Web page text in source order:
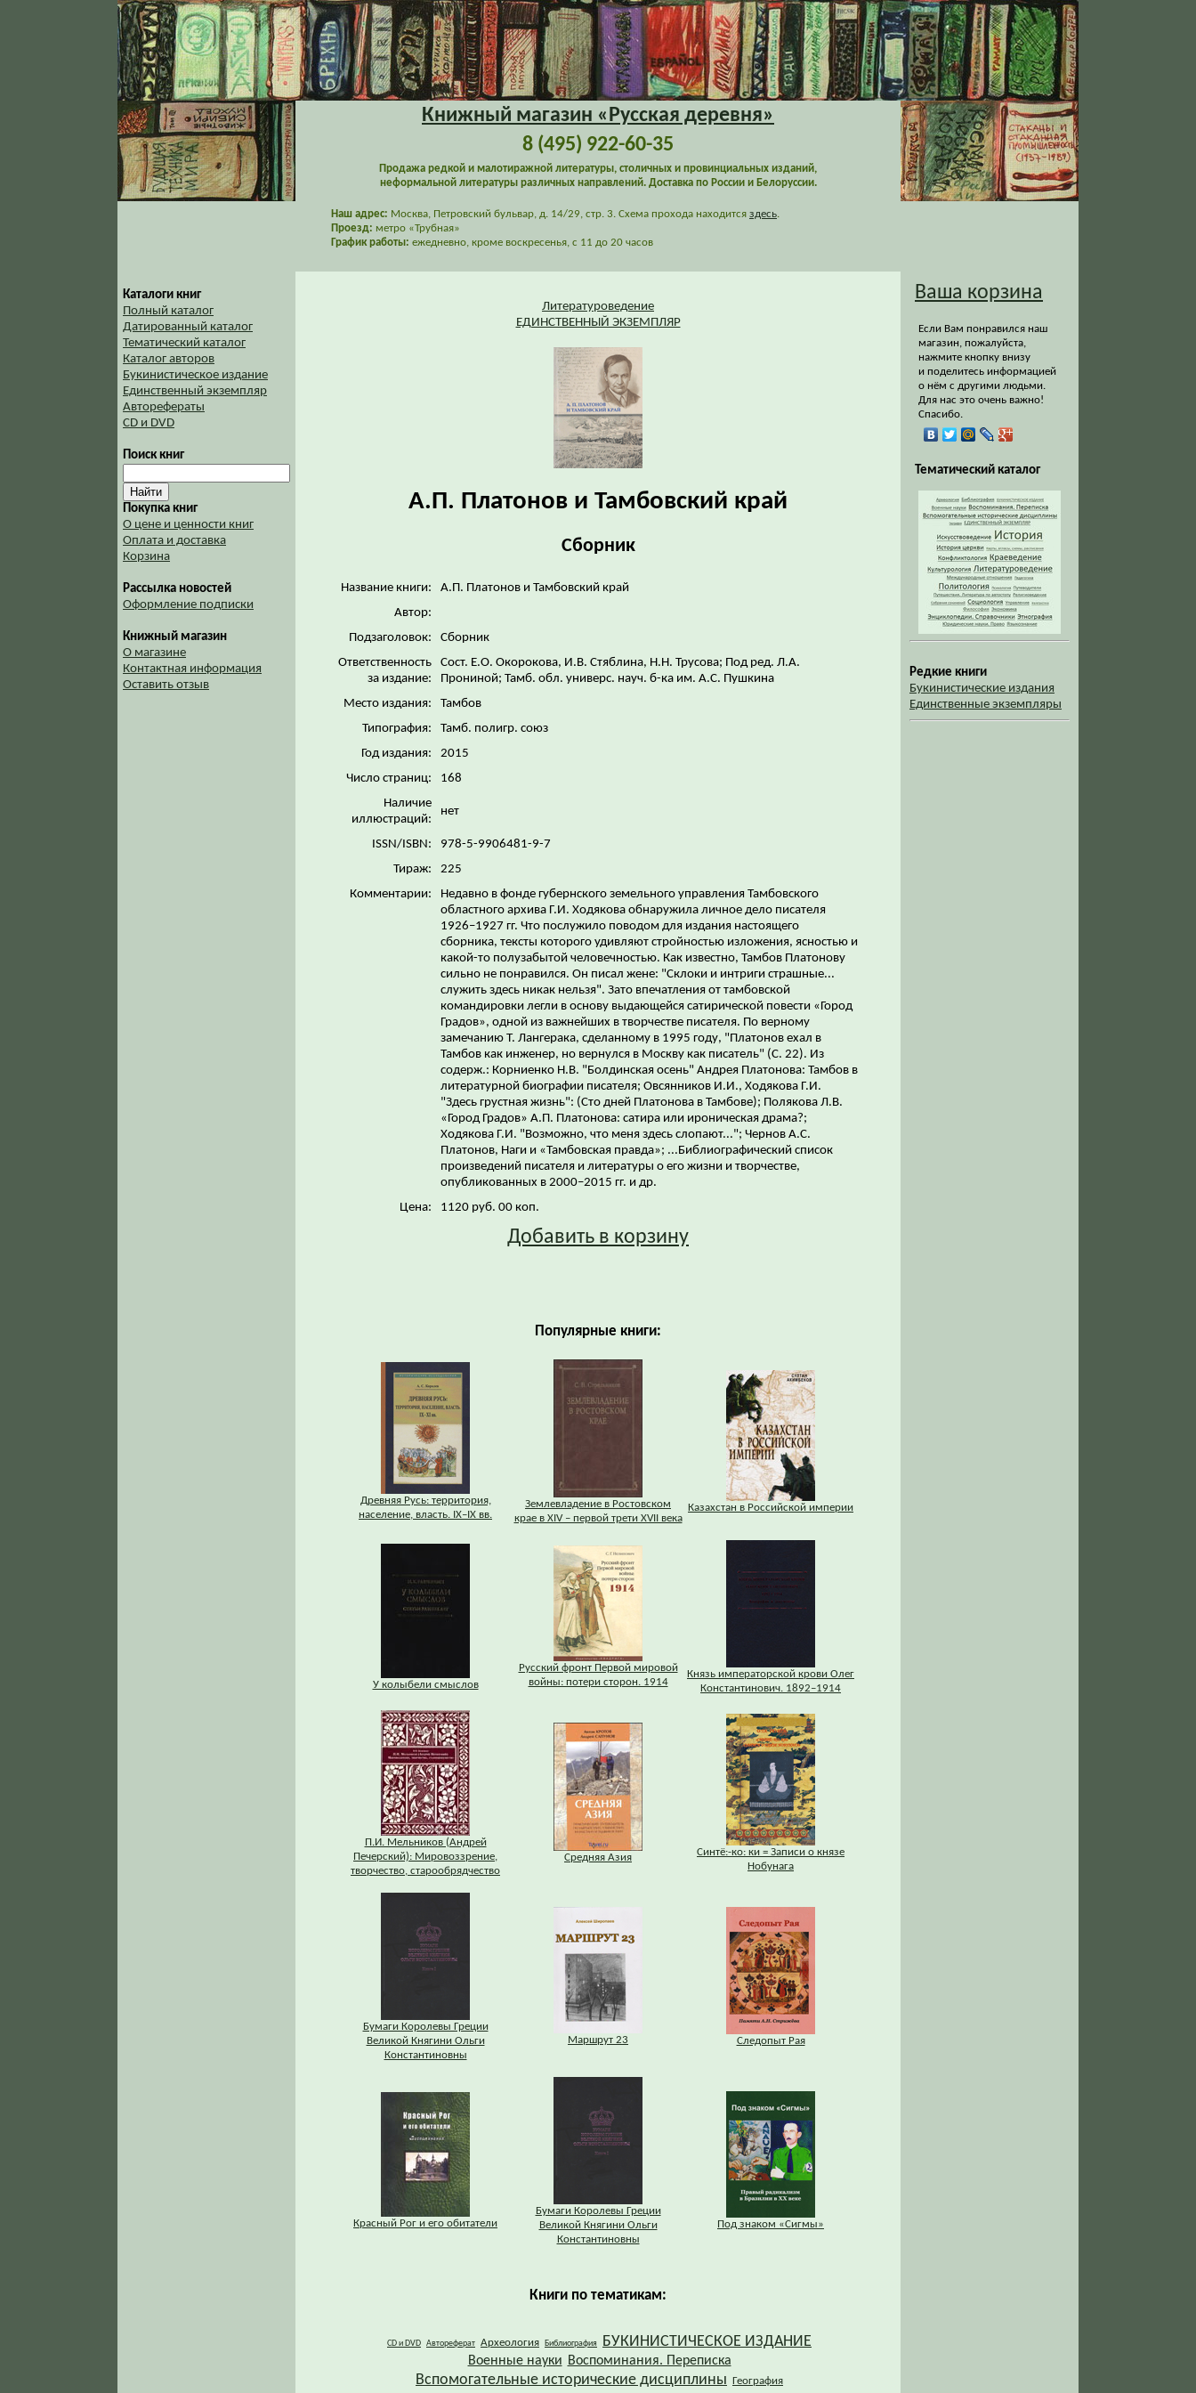
Книжный магазин «Русская деревня»
8 (495) 922-60-35
Продажа редкой и малотиражной литературы, столичных и провинциальных изданий,
неформальной литературы различных направлений. Доставка по России и Белоруссии.
Наш адрес: Москва, Петровский бульвар, д. 14/29, стр. 3. Схема прохода находится здесь.
Проезд: метро «Трубная»
График работы: ежедневно, кроме воскресенья, с 11 до 20 часов
Каталоги книг
Полный каталог
Датированный каталог
Тематический каталог
Каталог авторов
Букинистическое издание
Единственный экземпляр
Авторефераты
CD и DVD
Поиск книг
Покупка книг
О цене и ценности книг
Оплата и доставка
Корзина
Рассылка новостей
Оформление подписки
Книжный магазин
О магазине
Контактная информация
Оставить отзыв
Литературоведение
ЕДИНСТВЕННЫЙ ЭКЗЕМПЛЯР
А.П. Платонов и Тамбовский край
Сборник
Название книги:
А.П. Платонов и Тамбовский край
Автор:
Подзаголовок:
Сборник
Ответственность
за издание:
Сост. Е.О. Окорокова, И.В. Стяблина, Н.Н. Трусова; Под ред. Л.А.
Прониной; Тамб. обл. универс. науч. б-ка им. А.С. Пушкина
Место издания:
Тамбов
Типография:
Тамб. полигр. союз
Год издания:
2015
Число страниц:
168
Наличие
иллюстраций:
нет
ISSN/ISBN:
978-5-9906481-9-7
Тираж:
225
Комментарии:
Недавно в фонде губернского земельного управления Тамбовского
областного архива Г.И. Ходякова обнаружила личное дело писателя
1926–1927 гг. Что послужило поводом для издания настоящего
сборника, тексты которого удивляют стройностью изложения, ясностью и
какой-то полузабытой человечностью. Как известно, Тамбов Платонову
сильно не понравился. Он писал жене: "Склоки и интриги страшные...
служить здесь никак нельзя". Зато впечатления от тамбовской
командировки легли в основу выдающейся сатирической повести «Город
Градов», одной из важнейших в творчестве писателя. По верному
замечанию Т. Лангерака, сделанному в 1995 году, "Платонов ехал в
Тамбов как инженер, но вернулся в Москву как писатель" (С. 22). Из
содерж.: Корниенко Н.В. "Болдинская осень" Андрея Платонова: Тамбов в
литературной биографии писателя; Овсянников И.И., Ходякова Г.И.
"Здесь грустная жизнь": (Сто дней Платонова в Тамбове); Полякова Л.В.
«Город Градов» А.П. Платонова: сатира или ироническая драма?;
Ходякова Г.И. "Возможно, что меня здесь слопают..."; Чернов А.С.
Платонов, Наги и «Тамбовская правда»; ...Библиографический список
произведений писателя и литературы о его жизни и творчестве,
опубликованных в 2000–2015 гг. и др.
Цена:
1120 руб. 00 коп.
Добавить в корзину
Популярные книги:
Древняя Русь: территория,
население, власть. IХ–IХ вв.
Землевладение в Ростовском
крае в XIV – первой трети XVII века
Казахстан в Российской империи
У колыбели смыслов
Русский фронт Первой мировой
войны: потери сторон. 1914
Князь императорской крови Олег
Константинович. 1892–1914
П.И. Мельников (Андрей
Печерский): Мировоззрение,
творчество, старообрядчество
Средняя Азия
Синтё:-ко: ки = Записи о князе
Нобунага
Бумаги Королевы Греции
Великой Княгини Ольги
Константиновны
Маршрут 23 Следопыт Рая
Красный Рог и его обитатели
Бумаги Королевы Греции
Великой Княгини Ольги
Константиновны
Под знаком «Сигмы»
Книги по тематикам:
CD и DVD Автореферат Археология Библиография БУКИНИСТИЧЕСКОЕ ИЗДАНИЕ
Военные науки Воспоминания. Переписка
Вспомогательные исторические дисциплины География
Ваша корзина
Если Вам понравился наш
магазин, пожалуйста,
нажмите кнопку внизу
и поделитесь информацией
о нём с другими людьми.
Для нас это очень важно!
Спасибо.
Тематический каталог
Редкие книги
Букинистические издания
Единственные экземпляры